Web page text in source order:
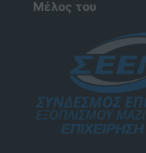
Μέλος του